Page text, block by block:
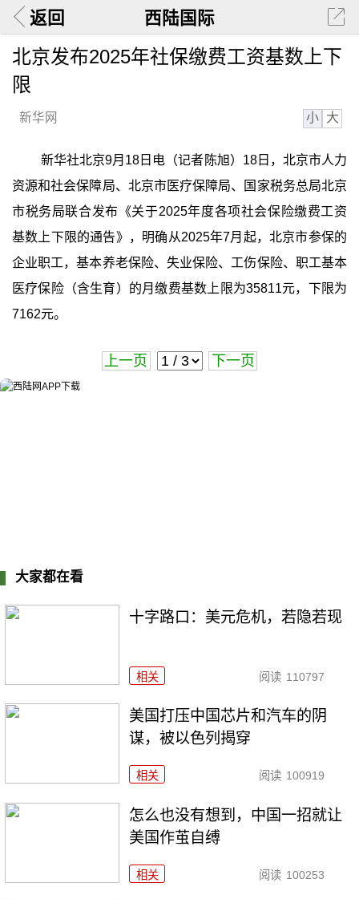
返回 西陆国际
北京发布2025年社保缴费工资基数上下
限
新华网 小 大
新华社北京9月18日电（记者陈旭）18日，北京市人力
资源和社会保障局、北京市医疗保障局、国家税务总局北京
市税务局联合发布《关于2025年度各项社会保险缴费工资
基数上下限的通告》，明确从2025年7月起，北京市参保的
企业职工，基本养老保险、失业保险、工伤保险、职工基本
医疗保险（含生育）的月缴费基数上限为35811元，下限为
7162元。
上一页 下一页
大家都在看
十字路口：美元危机，若隐若现
相关 阅读 110797
美国打压中国芯片和汽车的阴
谋，被以色列揭穿
相关 阅读 100919
怎么也没有想到，中国一招就让
美国作茧自缚
相关 阅读 100253